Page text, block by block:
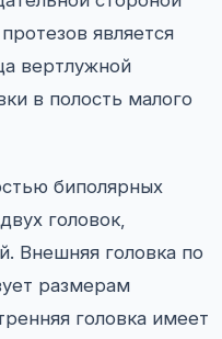
является
вертлужной
в полость малого
биполярных
головок,
Внешняя головка по
размерам
головка имеет